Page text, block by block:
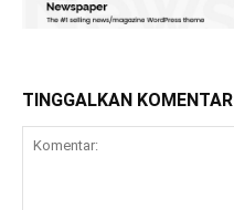
TINGGALKAN KOMENTAR